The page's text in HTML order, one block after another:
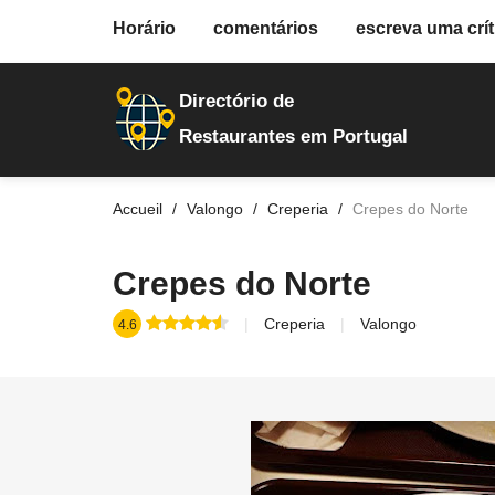
Directório de
Restaurantes em Portugal
Accueil Valongo Creperia Crepes do Norte
Crepes do Norte
4.6 Creperia Valongo
Horário comentários escreva uma